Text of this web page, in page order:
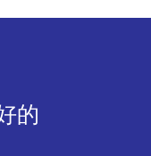
的